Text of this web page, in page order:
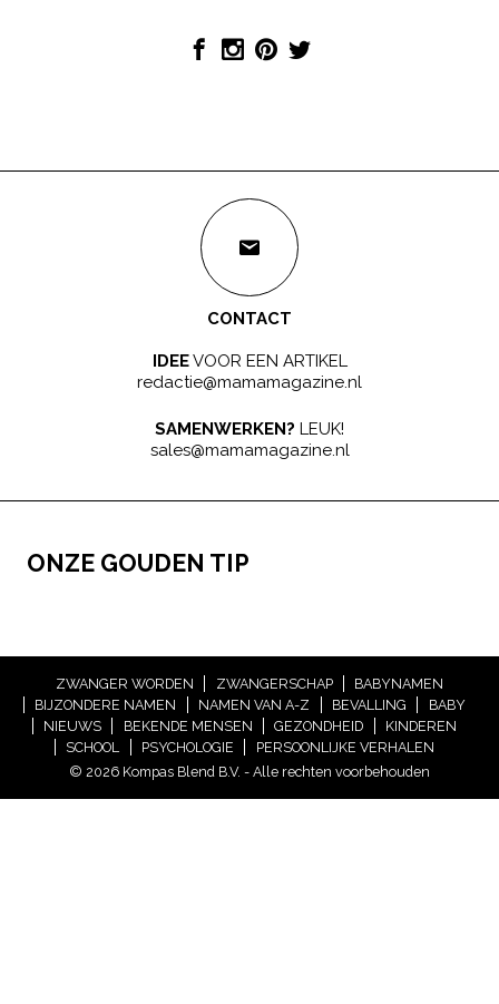
CONTACT
IDEEVOOR EEN ARTIKEL
redactie@mamamagazine.nl
SAMENWERKEN? LEUK!
sales@mamamagazine.nl
ONZE GOUDEN TIP
ZWANGER WORDEN ZWANGERSCHAP
BABYNAMEN
BIJZONDERE NAMEN
NAMEN VAN A-Z BEVALLING
BABY
NIEUWS
BEKENDE MENSEN GEZONDHEID
KINDEREN
SCHOOL
PSYCHOLOGIE
PERSOONLIJKE VERHALEN
© 2026 Kompas Blend B.V. - Alle rechten voorbehouden